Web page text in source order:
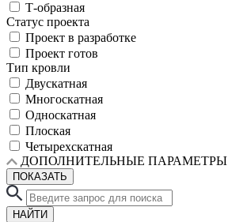
Т-образная
Статус проекта
Проект в разработке
Проект готов
Тип кровли
Двускатная
Многоскатная
Односкатная
Плоская
Четырехскатная
ДОПОЛНИТЕЛЬНЫЕ ПАРАМЕТРЫ
ПОКАЗАТЬ
НАЙТИ